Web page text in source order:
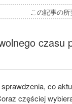
この記事の所
czasu
co
częściej